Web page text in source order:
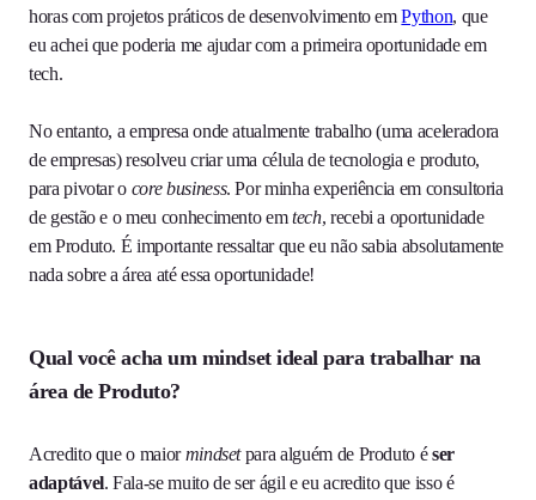
horas com projetos práticos de desenvolvimento emPython, que
eu achei que poderia me ajudar com a primeira oportunidade em
tech.
No entanto, a empresa onde atualmente trabalho (uma aceleradora
de empresas) resolveu criar uma célula de tecnologia e produto,
para pivotar o core business. Por minha experiência em consultoria
de gestão e o meu conhecimento emtech, recebi a oportunidade
em Produto. É importante ressaltar que eu não sabia absolutamente
nada sobre a área até essa oportunidade!
Qual você acha um mindset ideal para trabalhar na
área de Produto?
Acredito que o maiormindsetpara alguém de Produto éser
adaptável. Fala-se muito de ser ágil e eu acredito que isso é